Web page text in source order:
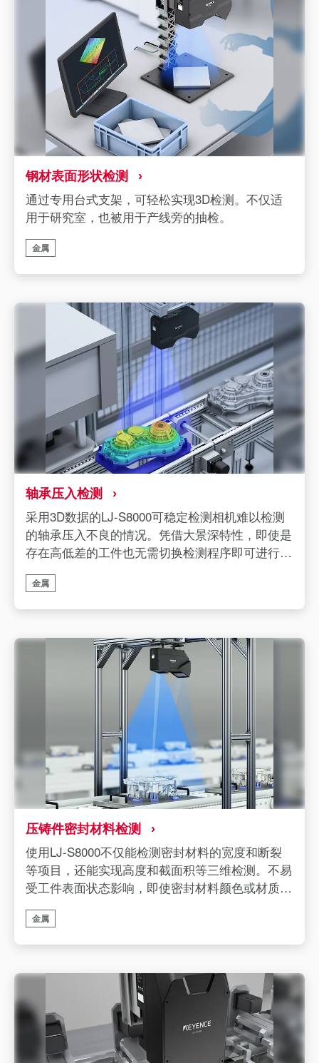
钢材表面形状检测
通过专用台式支架，可轻松实现3D检测。不仅适
用于研究室，也被用于产线旁的抽检。
金属
轴承压入检测
采用3D数据的LJ-S8000可稳定检测相机难以检测
的轴承压入不良的情况。凭借大景深特性，即使是
存在高低差的工件也无需切换检测程序即可进行检
测。
金属
压铸件密封材料检测
使用LJ-S8000不仅能检测密封材料的宽度和断裂
等项目，还能实现高度和截面积等三维检测。不易
受工件表面状态影响，即使密封材料颜色或材质发
生变化也能稳定检测。
金属